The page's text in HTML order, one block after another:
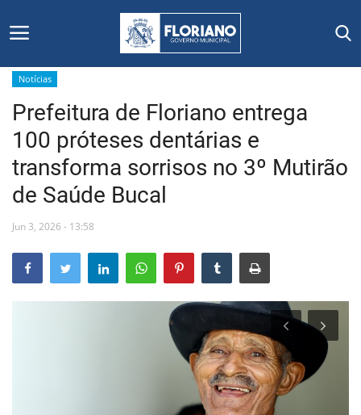
Início
Editais
Floriano
Secretarias e Órgãos
Mural de Licitações
Notícias
Prefeitura de Floriano entrega
100 próteses dentárias e
transforma sorrisos no 3º Mutirão
de Saúde Bucal
Jun 3, 2026 - 13:58